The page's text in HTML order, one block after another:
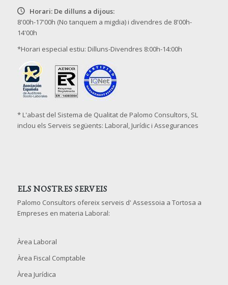
Horari: De dilluns a dijous:
8'00h-17'00h (No tanquem a migdia) i divendres de 8'00h-
14'00h
*Horari especial estiu: Dilluns-Divendres 8:00h-14:00h
* L'abast del Sistema de Qualitat de Palomo Consultors, SL
inclou els Serveis següents: Laboral, Jurídic i Assegurances
ELS NOSTRES SERVEIS
Palomo Consultors ofereix serveis d' Assessoia a Tortosa a
Empreses en materia Laboral:
Àrea Laboral
Àrea Fiscal Comptable
Àrea Jurídica